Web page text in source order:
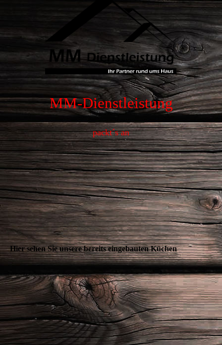
MM-Dienstleistung
packt´s an
Hier sehen Sie unsere bereits eingebauten Küchen